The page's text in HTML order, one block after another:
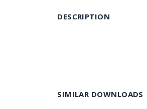
DESCRIPTION
SIMILAR DOWNLOADS